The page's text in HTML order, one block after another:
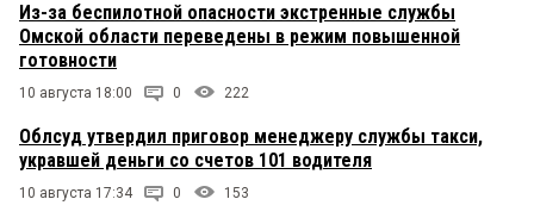
Из-за беспилотной опасности экстренные службы
Омской области переведены в режим повышенной
готовности
10 августа 18:00 0 222
Облсуд утвердил приговор менеджеру службы такси,
укравшей деньги со счетов 101 водителя
10 августа 17:34 0 153